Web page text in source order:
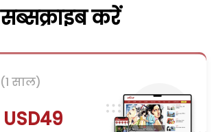
सब्सक्राइब करें
(1 साल)
USD49